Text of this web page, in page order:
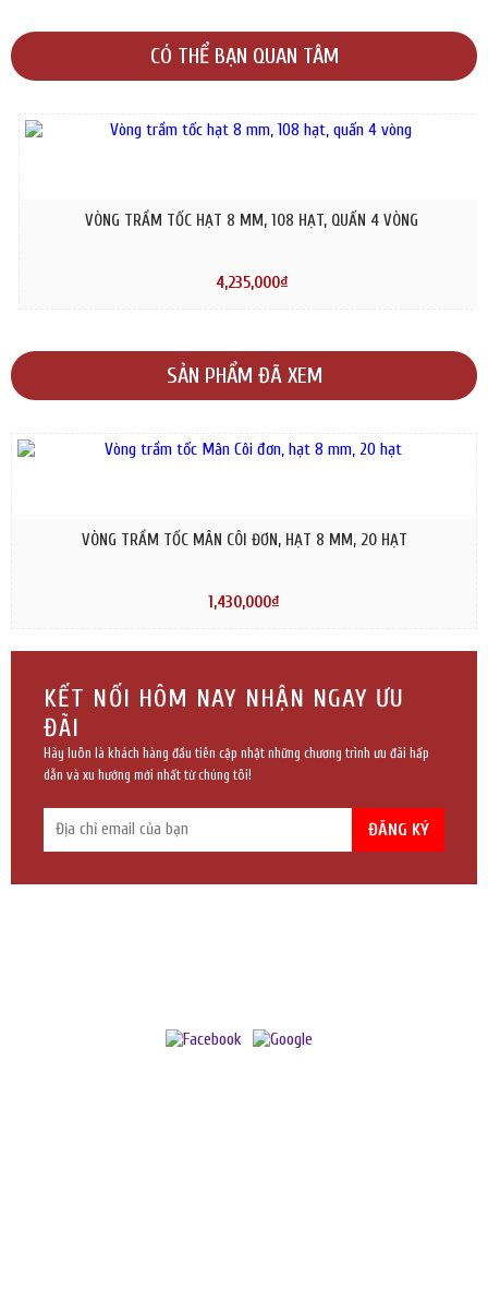
CÓ THỂ BẠN QUAN TÂM
VÒNG TRẦM TỐC HẠT 8 MM, 108 HẠT, QUẤN 4 VÒNG
4,235,000₫
SẢN PHẨM ĐÃ XEM
VÒNG TRẦM TỐC MÂN CÔI ĐƠN, HẠT 8 MM, 20 HẠT
1,430,000₫
MUA NGAY
KẾT NỐI HÔM NAY NHẬN NGAY ƯU
ĐÃI
Hãy luôn là khách hàng đầu tiên cập nhật những chương trình ưu đãi hấp
dẫn và xu hướng mới nhất từ chúng tôi!
ĐĂNG KÝ